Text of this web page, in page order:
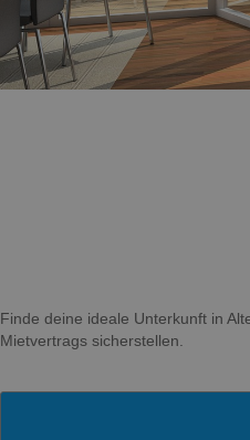
Finde deine ideale Unterkunft in
Mietvertrags sicherstellen.